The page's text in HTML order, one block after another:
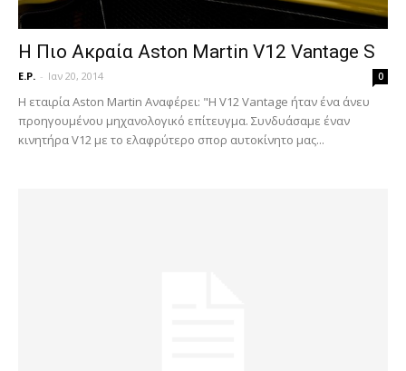
Η Πιο Ακραία Aston Martin V12 Vantage S
E.P. - Ιαν 20, 2014 0
Η εταιρία Aston Martin Αναφέρει: "Η V12 Vantage ήταν ένα άνευ
προηγουμένου μηχανολογικό επίτευγμα. Συνδυάσαμε έναν
κινητήρα V12 με το ελαφρύτερο σπορ αυτοκίνητο μας...